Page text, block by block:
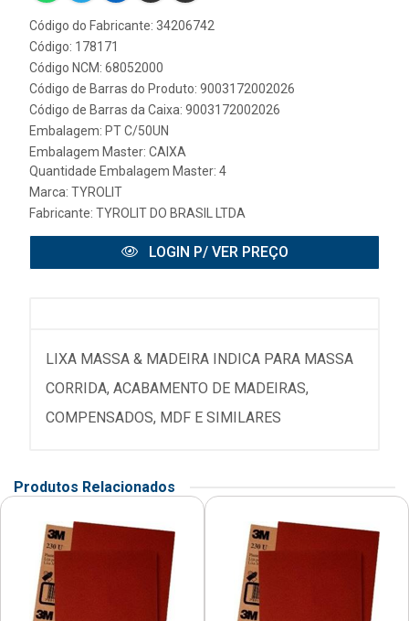
Código do Fabricante: 34206742
Código: 178171
Código NCM: 68052000
Código de Barras do Produto: 9003172002026
Código de Barras da Caixa: 9003172002026
Embalagem: PT C/50UN
Embalagem Master: CAIXA
Quantidade Embalagem Master: 4
Marca: TYROLIT
Fabricante: TYROLIT DO BRASIL LTDA
LOGIN P/ VER PREÇO
LIXA MASSA & MADEIRA INDICA PARA MASSA
CORRIDA, ACABAMENTO DE MADEIRAS,
COMPENSADOS, MDF E SIMILARES
Produtos Relacionados